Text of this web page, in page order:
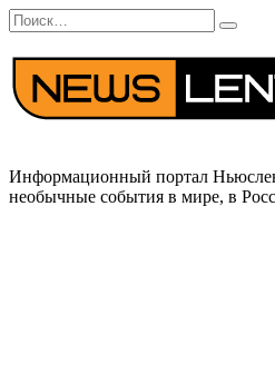
Перейти
к
содержанию
Search
for:
Информационный портал
необычные события в мире, в